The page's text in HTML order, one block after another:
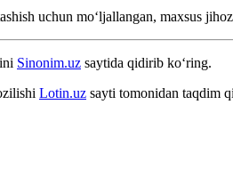
uchun moʻljallangan, maxsus
Sinonim.uz saytida qidirib ko‘ring.
Lotin.uz sayti tomonidan taqdim